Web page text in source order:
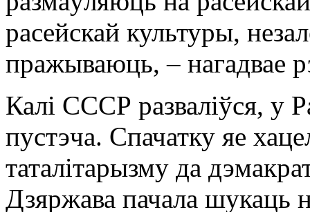
расейскай культуры,
пражываюць, – нагадвае
Калі СССР разваліўся, у
пустэча. Спачатку яе
таталітарызму да
Дзяржава пачала шукаць